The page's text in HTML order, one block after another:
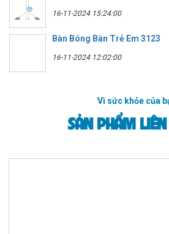
16-11-2024 15:24:00
Bàn Bóng Bàn Trẻ Em 3123
16-11-2024 12:02:00
Vì sức khỏe của
SẢN PHẨM